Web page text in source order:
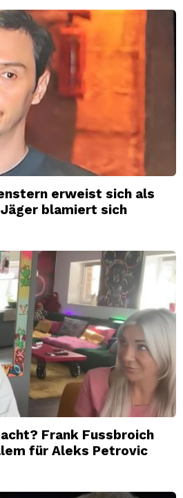
erweist sich als
blamiert sich
Frank Fussbroich
für Aleks Petrovic